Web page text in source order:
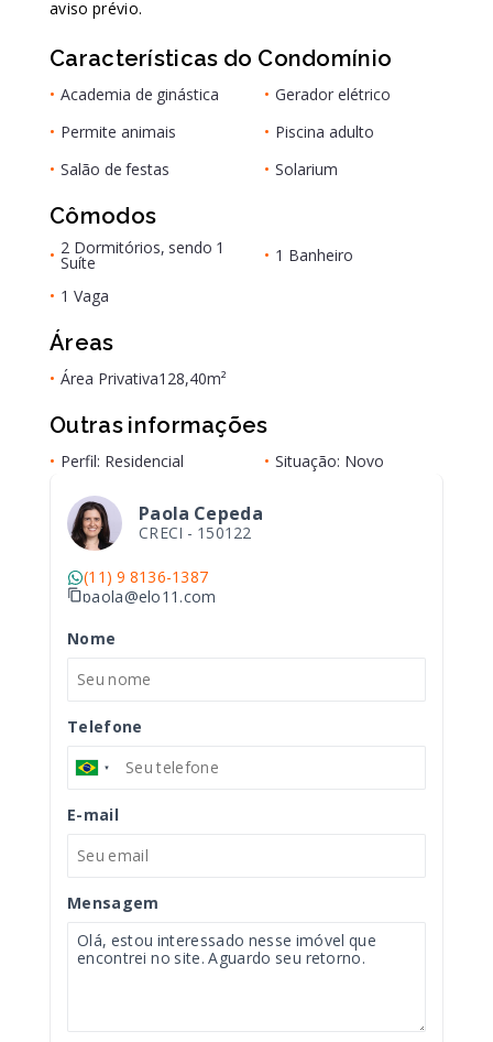
aviso prévio.
Características do Condomínio
• Academia de ginástica • Gerador elétrico
• Permite animais • Piscina adulto
• Salão de festas • Solarium
Cômodos
• 2 Dormitórios, sendo 1
Suíte • 1 Banheiro
• 1 Vaga
Áreas
• Área Privativa128,40m²
Outras informações
• Perfil: Residencial • Situação: Novo
Paola Cepeda
CRECI - 150122
(11) 9 8136-1387
paola@elo11.com
Nome
Telefone
E-mail
Mensagem